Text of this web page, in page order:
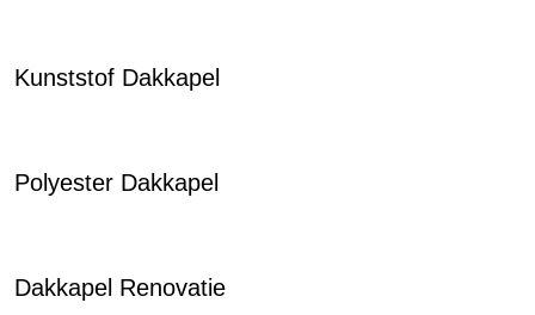
Kunststof Dakkapel
Polyester Dakkapel
Dakkapel Renovatie